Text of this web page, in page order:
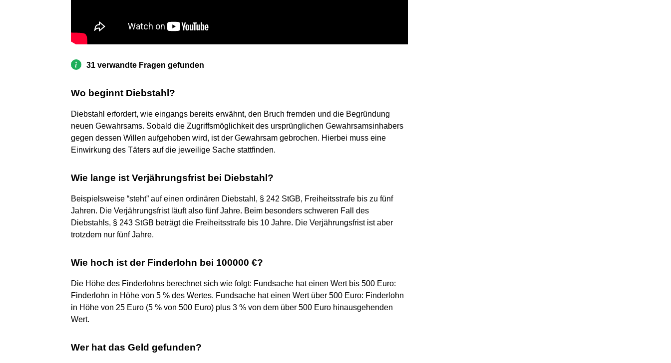
31 verwandte Fragen gefunden
Wo beginnt Diebstahl?
Diebstahl erfordert, wie eingangs bereits erwähnt, den Bruch fremden und die Begründung
neuen Gewahrsams. Sobald die Zugriffsmöglichkeit des ursprünglichen Gewahrsamsinhabers
gegen dessen Willen aufgehoben wird, ist der Gewahrsam gebrochen. Hierbei muss eine
Einwirkung des Täters auf die jeweilige Sache stattfinden.
Wie lange ist Verjährungsfrist bei Diebstahl?
Beispielsweise “steht” auf einen ordinären Diebstahl, § 242 StGB, Freiheitsstrafe bis zu fünf
Jahren. Die Verjährungsfrist läuft also fünf Jahre. Beim besonders schweren Fall des
Diebstahls, § 243 StGB beträgt die Freiheitsstrafe bis 10 Jahre. Die Verjährungsfrist ist aber
trotzdem nur fünf Jahre.
Wie hoch ist der Finderlohn bei 100000 €?
Die Höhe des Finderlohns berechnet sich wie folgt: Fundsache hat einen Wert bis 500 Euro:
Finderlohn in Höhe von 5 % des Wertes. Fundsache hat einen Wert über 500 Euro: Finderlohn
in Höhe von 25 Euro (5 % von 500 Euro) plus 3 % von dem über 500 Euro hinausgehenden
Wert.
Wer hat das Geld gefunden?